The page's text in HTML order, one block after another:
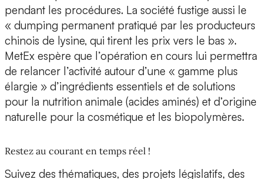
pendant les procédures. La société fustige aussi le
« dumping permanent pratiqué par les producteurs
chinois de lysine, qui tirent les prix vers le bas ».
MetEx espère que l’opération en cours lui permettra
de relancer l’activité autour d’une « gamme plus
élargie » d’ingrédients essentiels et de solutions
pour la nutrition animale (acides aminés) et d’origine
naturelle pour la cosmétique et les biopolymères.
Restez au courant en temps réel !
Suivez des thématiques, des projets législatifs, des